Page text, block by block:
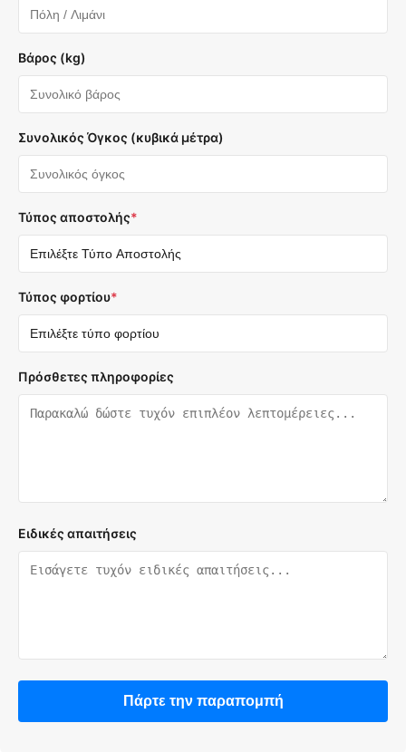
Βάρος (kg)
Συνολικός Όγκος (κυβικά μέτρα)
Τύπος αποστολής*
Τύπος φορτίου*
Πρόσθετες πληροφορίες
Ειδικές απαιτήσεις
Πάρτε την παραπομπή